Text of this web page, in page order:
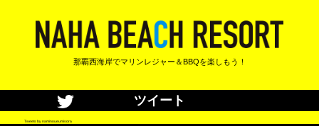
那覇西海岸でマリンレジャー＆BBQを楽しもう！
ツイート
Tweets by naminoueumisora